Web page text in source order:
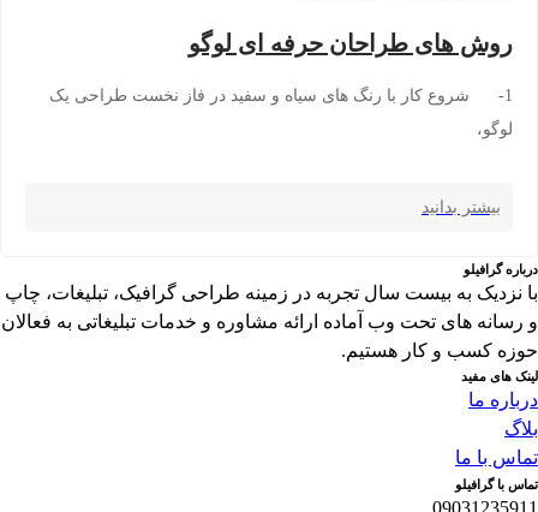
روش های طراحان حرفه ای لوگو
1- شروع کار با رنگ های سیاه و سفید در فاز نخست طراحی یک
لوگو،
بیشتر بدانید
درباره گرافیلو
با نزدیک به بیست سال تجربه در زمینه طراحی گرافیک، تبلیغات، چاپ
و رسانه های تحت وب آماده ارائه مشاوره و خدمات تبلیغاتی به فعالان
حوزه کسب و کار هستیم.
لینک های مفید
درباره ما
بلاگ
تماس با ما
تماس با گرافیلو
09031235911